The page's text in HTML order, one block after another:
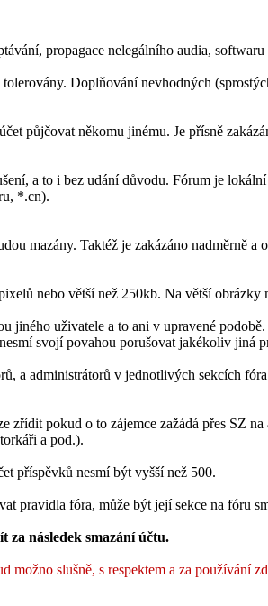
propagace nelegálního audia,
Doplňování nevhodných
půjčovat někomu jinému. Je přísně
a to i bez udání důvodu. Fórum je
*.cn).
mazány. Taktéž je zakázáno nadměrně
nebo větší než 250kb. Na větší obrázky
uživatele a to ani v upravené
svojí povahou porušovat jakékoliv jiná
administrátorů v jednotlivých sekcích
pokud o to zájemce zažádá přes SZ
a pod.).
příspěvků nesmí být vyšší než 500.
pravidla fóra, může být její sekce na fóru
za následek smazání účtu.
možno slušně, s respektem a za používání